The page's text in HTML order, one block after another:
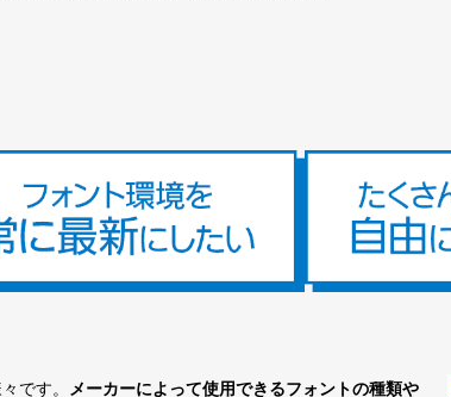
です。
メーカーによって使用できるフォントの種類や